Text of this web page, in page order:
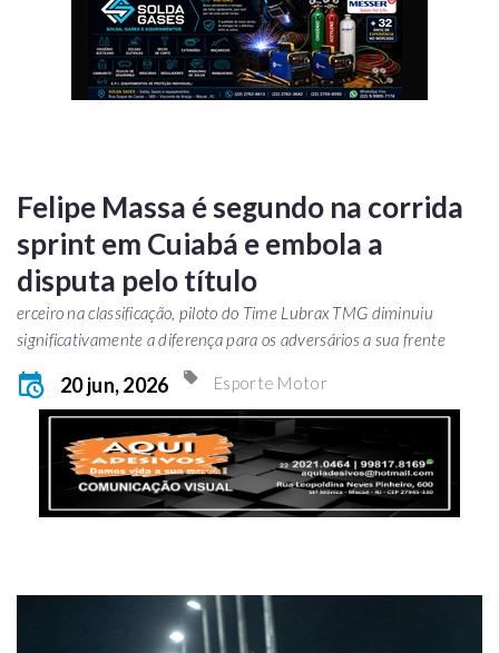
Felipe Massa é segundo na corrida
sprint em Cuiabá e embola a
disputa pelo título
erceiro na classificação, piloto do Time Lubrax TMG diminuiu
significativamente a diferença para os adversários a sua frente
20 jun, 2026 Esporte Motor